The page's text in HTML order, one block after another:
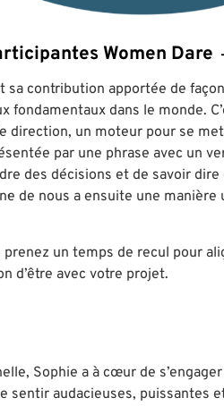
Women Dare
sa contribution apportée de
fondamentaux dans le monde.
direction, un moteur pour se
par une phrase avec un
des décisions et de savoir dire
de nous a ensuite une manière
prenez un temps de recul pour
d’être avec votre projet.
Sophie a à cœur de
sentir audacieuses, puissantes